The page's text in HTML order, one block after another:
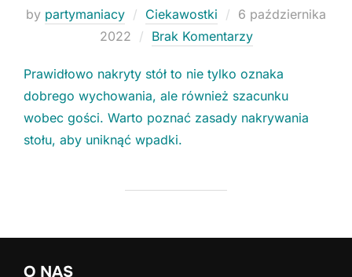
by partymaniacy Ciekawostki
Posted
on
6 października
2022
Brak Komentarzy
Prawidłowo nakryty stół to nie tylko oznaka
dobrego wychowania, ale również szacunku
wobec gości. Warto poznać zasady nakrywania
stołu, aby uniknąć wpadki.
O NAS
Niezbędne
Te ciasteczka
nie są
konieczne do
strony.
tych
funkcjonalności